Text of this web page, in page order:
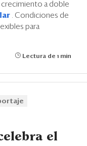
a doble
. Condiciones de
para
Lectura de 1 min
el